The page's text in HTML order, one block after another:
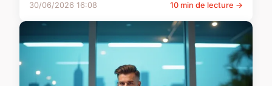
30/06/2026 16:08 10 min de lecture →